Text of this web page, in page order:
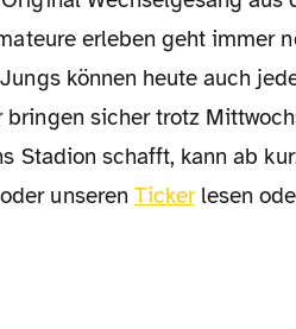
erleben geht immer
können heute auch
sicher trotz
Stadion schafft, kann ab
unseren Tickerlesen